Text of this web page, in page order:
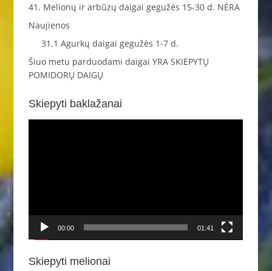
41. Melionų ir arbūzų daigai gegužės 15-30 d. NĖRA
Naujienos
31.1 Agurkų daigai gegužės 1-7 d.
Šiuo metu parduodami daigai YRA SKIEPYTŲ
POMIDORŲ DAIGŲ
Skiepyti baklažanai
00:00 01:41
Skiepyti melionai